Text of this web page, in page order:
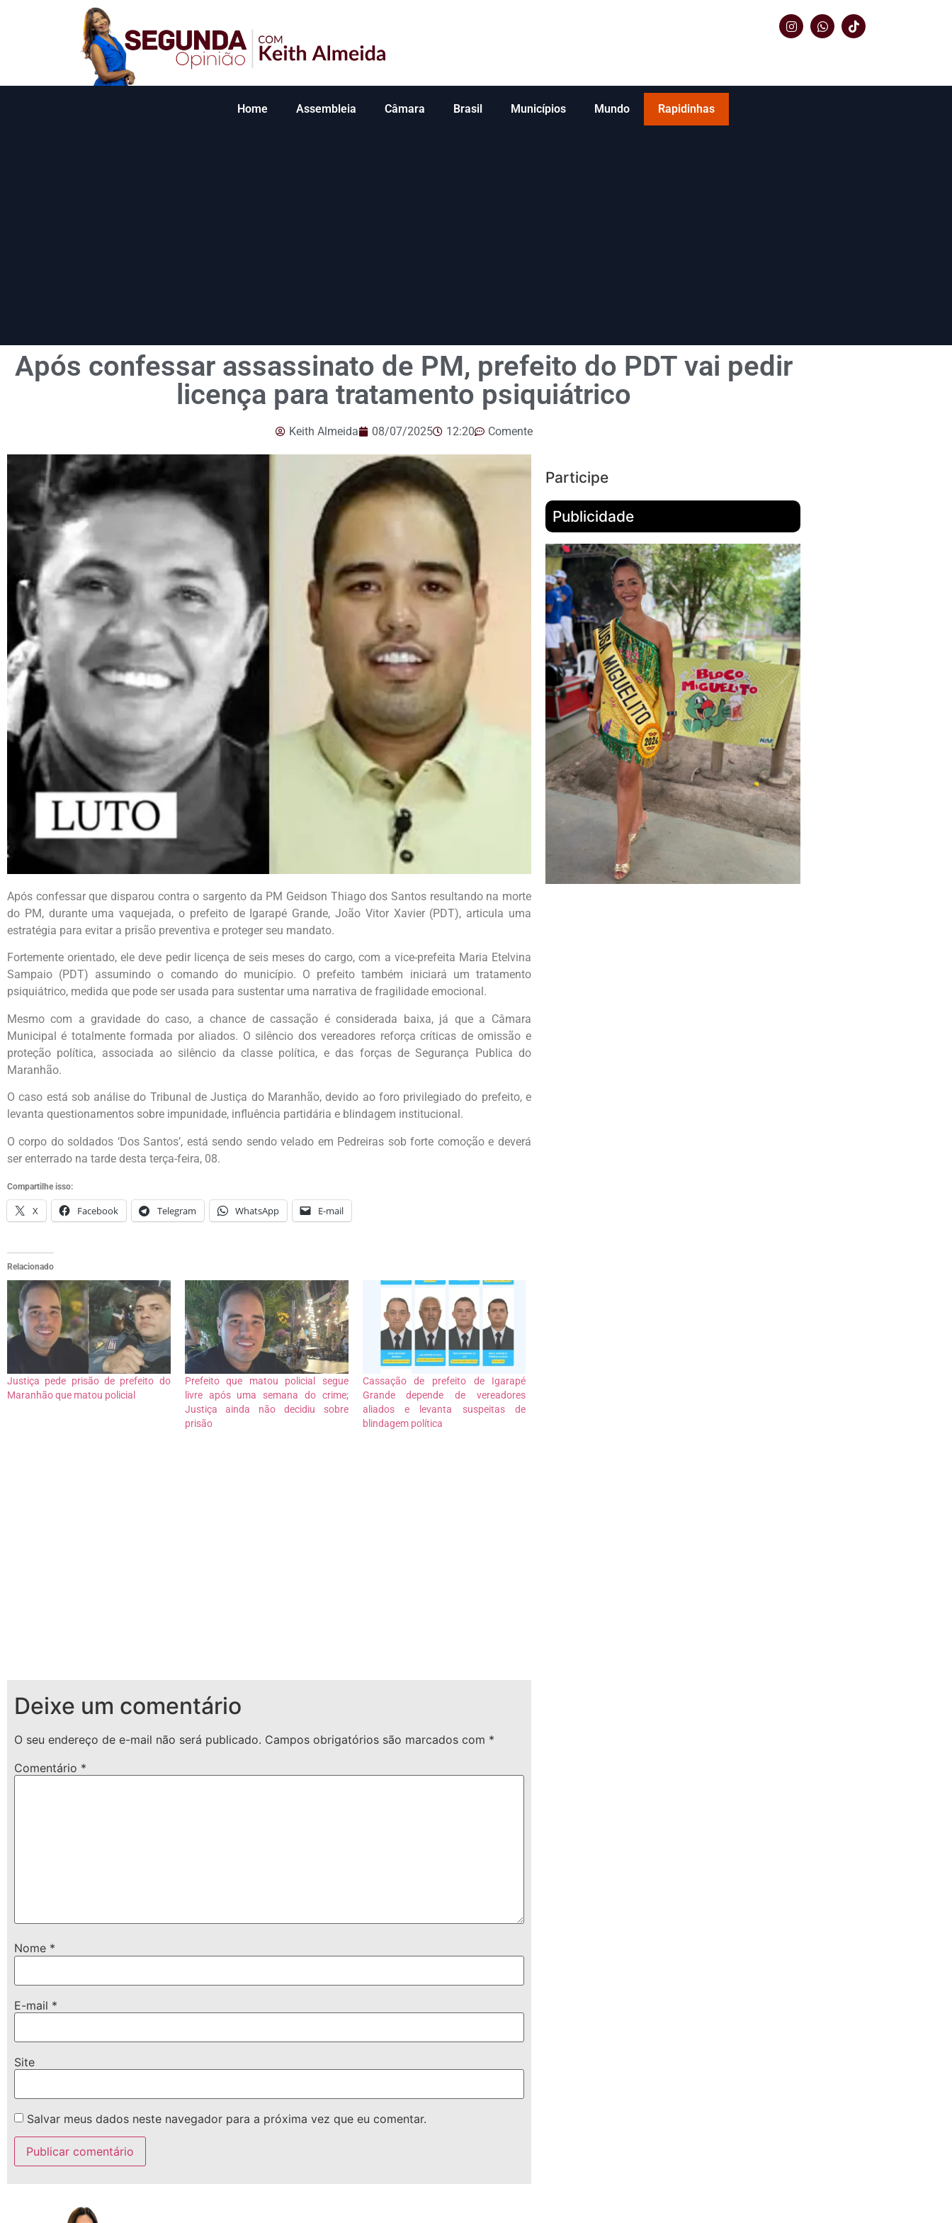
Home Assembleia Câmara Brasil Municípios Mundo Rapidinhas
Após confessar assassinato de PM, prefeito do PDT vai pedir
licença para tratamento psiquiátrico
Keith Almeida 08/07/2025 12:20 Comente
Após confessar que disparou contra o sargento da PM Geidson Thiago dos Santos resultando na morte
do PM, durante uma vaquejada, o prefeito de Igarapé Grande, João Vitor Xavier (PDT), articula uma
estratégia para evitar a prisão preventiva e proteger seu mandato.
Fortemente orientado, ele deve pedir licença de seis meses do cargo, com a vice-prefeita Maria Etelvina
Sampaio (PDT) assumindo o comando do município. O prefeito também iniciará um tratamento
psiquiátrico, medida que pode ser usada para sustentar uma narrativa de fragilidade emocional.
Mesmo com a gravidade do caso, a chance de cassação é considerada baixa, já que a Câmara
Municipal é totalmente formada por aliados. O silêncio dos vereadores reforça críticas de omissão e
proteção política, associada ao silêncio da classe política, e das forças de Segurança Publica do
Maranhão.
O caso está sob análise do Tribunal de Justiça do Maranhão, devido ao foro privilegiado do prefeito, e
levanta questionamentos sobre impunidade, influência partidária e blindagem institucional.
O corpo do soldados ‘Dos Santos’, está sendo sendo velado em Pedreiras sob forte comoção e deverá
ser enterrado na tarde desta terça-feira, 08.
Compartilhe isso:
X Facebook Telegram WhatsApp E-mail
Relacionado
Justiça pede prisão de prefeito do
Maranhão que matou policial
Prefeito que matou policial segue
livre após uma semana do crime;
Justiça ainda não decidiu sobre
prisão
Cassação de prefeito de Igarapé
Grande depende de vereadores
aliados e levanta suspeitas de
blindagem política
Deixe um comentário
O seu endereço de e-mail não será publicado. Campos obrigatórios são marcados com *
Comentário *
Nome *
E-mail *
Site
Salvar meus dados neste navegador para a próxima vez que eu comentar.
Participe
Publicidade